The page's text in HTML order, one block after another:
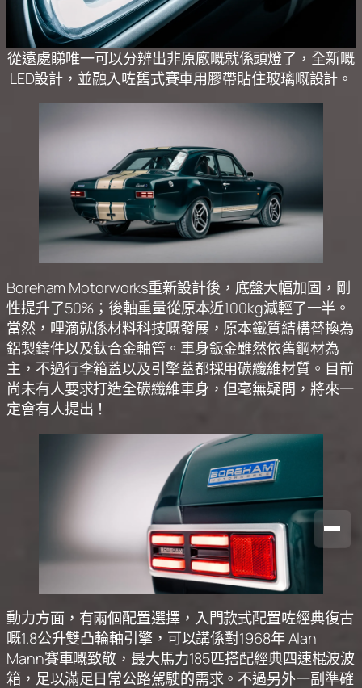
從遠處睇唯一可以分辨出非原廠嘅就係頭燈了，全新嘅
LED設計，並融入咗舊式賽車用膠帶貼住玻璃嘅設計。
Boreham Motorworks重新設計後，底盤大幅加固，剛
性提升了50%；後軸重量從原本近100kg減輕了一半。
當然，哩滴就係材料科技嘅發展，原本鐵質結構替換為
鋁製鑄件以及鈦合金軸管。車身鈑金雖然依舊鋼材為
主，不過行李箱蓋以及引擎蓋都採用碳纖維材質。目前
尚未有人要求打造全碳纖維車身，但毫無疑問，將來一
定會有人提出！
動力方面，有兩個配置選擇，入門款式配置咗經典復古
嘅1.8公升雙凸輪軸引擎，可以講係對1968年 Alan
Mann賽車嘅致敬，最大馬力185匹搭配經典四速棍波波
箱，足以滿足日常公路駕駛的需求。不過另外一副準確